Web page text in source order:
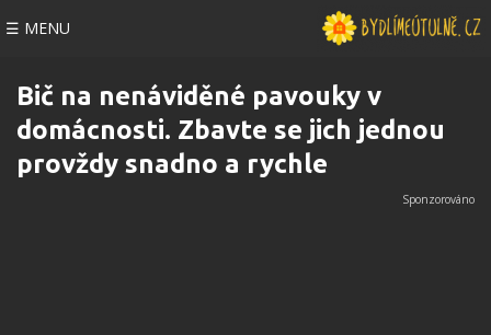
☰ MENU
Bič na nenáviděné pavouky v
domácnosti. Zbavte se jich jednou
provždy snadno a rychle